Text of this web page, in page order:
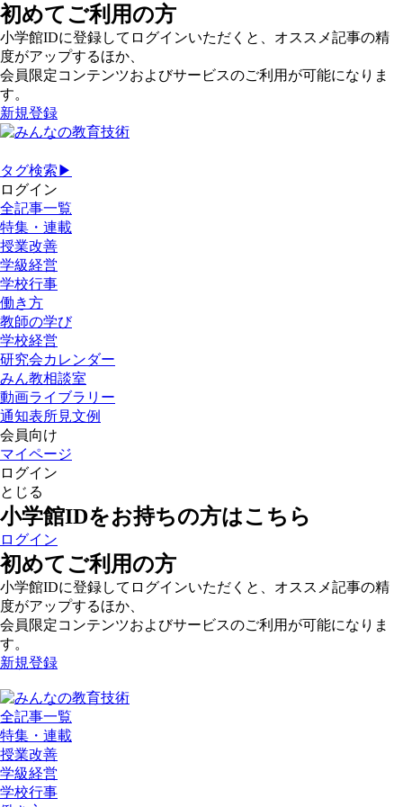
初めてご利用の方
小学館IDに登録してログインいただくと、オススメ記事の精
度がアップするほか、
会員限定コンテンツおよびサービスのご利用が可能になりま
す。
新規登録
タグ検索▶
ログイン
全記事一覧
特集・連載
授業改善
学級経営
学校行事
働き方
教師の学び
学校経営
研究会カレンダー
みん教相談室
動画ライブラリー
通知表所見文例
会員向け
マイページ
ログイン
とじる
小学館IDをお持ちの方はこちら
ログイン
初めてご利用の方
小学館IDに登録してログインいただくと、オススメ記事の精
度がアップするほか、
会員限定コンテンツおよびサービスのご利用が可能になりま
す。
新規登録
全記事一覧
特集・連載
授業改善
学級経営
学校行事